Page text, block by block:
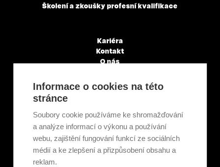
Školení a zkoušky profesní kvalifikace
Kariéra
Kontakt
O nás
Články a novinky
GDPR & Cookies
Ekologická recyklace
Projekty EU
Intranet - Přihlášení
Přihlášení
Informace o cookies na této
stránce
Soubory cookie používáme ke shromažďování
a analýze informací o výkonu a používání
webu, zajištění fungování funkcí ze sociálních
médií a ke zlepšení a přizpůsobení obsahu a
reklam.